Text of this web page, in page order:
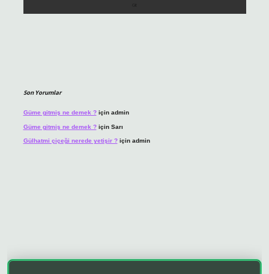
Son Yorumlar
Güme gitmiş ne demek ?için admin
Güme gitmiş ne demek ?için Sarı
Gülhatmi çiçeği nerede yetişir ?için admin